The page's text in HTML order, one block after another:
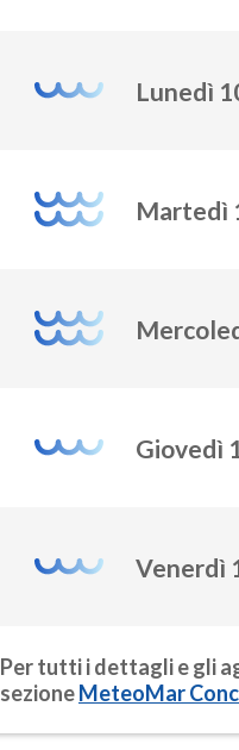
Lunedì
Martedì
Giovedì
Venerdì
Per tutti i dettagli e gli
sezioneMeteoMar